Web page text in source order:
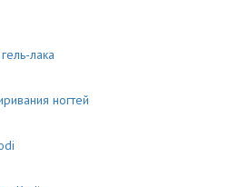
лака
ногтей